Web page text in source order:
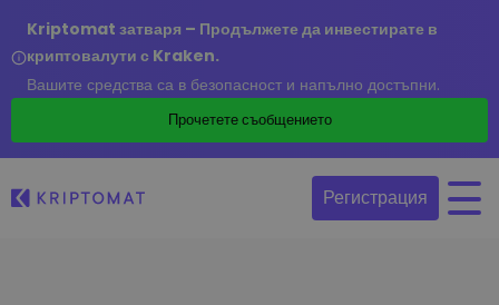
Kriptomat затваря – Продължете да инвестирате в
криптовалути с Kraken.
Вашите средства са в безопасност и напълно достъпни.
Прочетете съобщението
Регистрация